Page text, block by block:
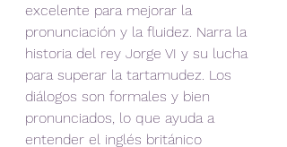
excelente para mejorar la
pronunciación y la fluidez. Narra la
historia del rey Jorge VI y su lucha
para superar la tartamudez. Los
diálogos son formales y bien
pronunciados, lo que ayuda a
entender el inglés británico